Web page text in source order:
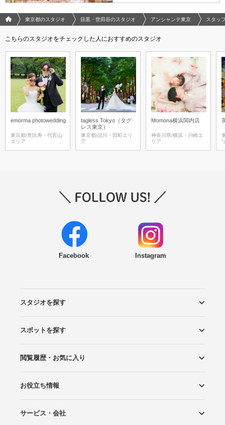
フォトウエディング/結婚写真のPhotorait ホーム
東京都のスタジオ 目黒・世田谷のスタジオ アンシャンテ東京 スタッ
こちらのスタジオをチェックした人におすすめのスタジオ
emorma photowedding
東京都/恵比寿・代官山
エリア
tagless Tokyo（タグ
レス東京）
東京都/品川・田町エリ
ア
Momona横浜関内店
神奈川県/横浜・川崎エ
リア
Facebook Instagram
スタジオを探す
エリアから探す
こだわりから探す
NEW PHOTO STYLE
プランから探す
フォトタイプ診断
フォトグラファーから探す
国内リゾートから探す
スポットを探す
ロケーションから探す
スタジオから探す
閲覧履歴・お気に入り
閲覧スタジオ
お気に入り
お役立ち情報
Wedding Photo マガジン
はじめてガイド
サービス・会社